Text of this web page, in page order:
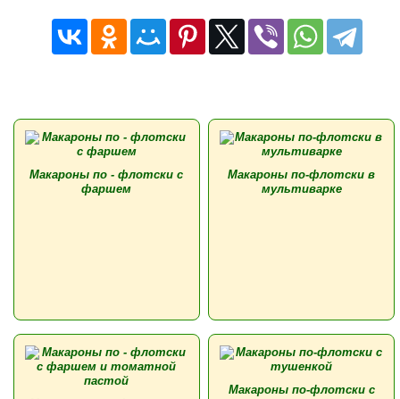
Макароны по - флотски с
фаршем
Макароны по-флотски в
мультиварке
Макароны по-флотски с